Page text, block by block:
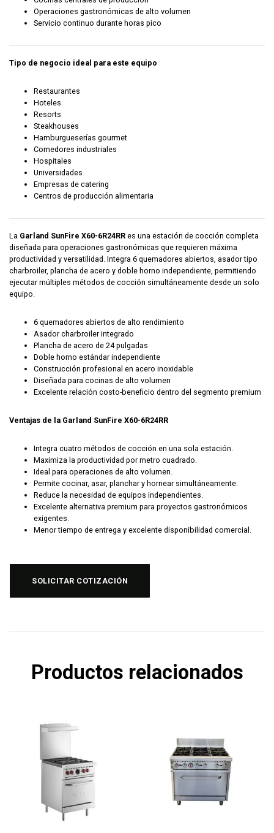
Operaciones gastronómicas de alto volumen
Servicio continuo durante horas pico
Tipo de negocio ideal para este equipo
Restaurantes
Hoteles
Resorts
Steakhouses
Hamburgueserías gourmet
Comedores industriales
Hospitales
Universidades
Empresas de catering
Centros de producción alimentaria
La Garland SunFire X60-6R24RR es una estación de cocción completa
diseñada para operaciones gastronómicas que requieren máxima
productividad y versatilidad. Integra 6 quemadores abiertos, asador tipo
charbroiler, plancha de acero y doble horno independiente, permitiendo
ejecutar múltiples métodos de cocción simultáneamente desde un solo
equipo.
6 quemadores abiertos de alto rendimiento
Asador charbroiler integrado
Plancha de acero de 24 pulgadas
Doble horno estándar independiente
Construcción profesional en acero inoxidable
Diseñada para cocinas de alto volumen
Excelente relación costo-beneficio dentro del segmento premium
Ventajas de la Garland SunFire X60-6R24RR
Integra cuatro métodos de cocción en una sola estación.
Maximiza la productividad por metro cuadrado.
Ideal para operaciones de alto volumen.
Permite cocinar, asar, planchar y hornear simultáneamente.
Reduce la necesidad de equipos independientes.
Excelente alternativa premium para proyectos gastronómicos
exigentes.
Menor tiempo de entrega y excelente disponibilidad comercial.
SOLICITAR COTIZACIÓN
Productos relacionados